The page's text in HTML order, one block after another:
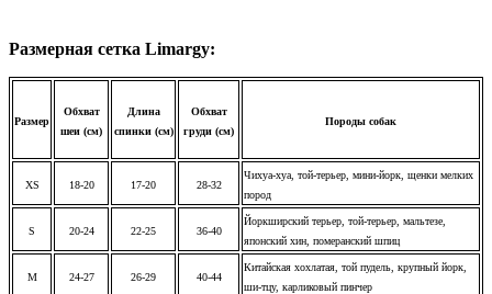
Размерная сетка Limargy:
Размер
Обхват
шеи (см)
Длина
спинки (см)
Обхват
груди (см)
Породы собак
XS 18-20 17-20 28-32
Чихуа-хуа, той-терьер, мини-йорк, щенки мелких
пород
S 20-24 22-25 36-40
Йоркширский терьер, той-терьер, мальтезе,
японский хин, померанский шпиц
M 24-27 26-29 40-44
Китайская хохлатая, той пудель, крупный йорк,
ши-тцу, карликовый пинчер